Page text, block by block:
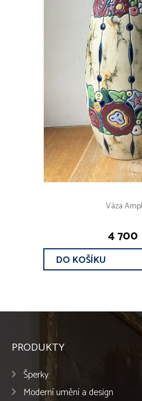
Váza
4 700
DO KOŠÍKU
PRODUKTY
Šperky
Moderní umění a design